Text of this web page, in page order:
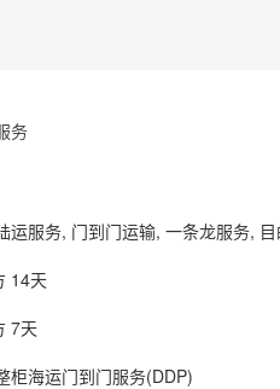
务
运服务, 门到门运输, 一条龙服务,
14天
7天
柜海运门到门服务(DDP)